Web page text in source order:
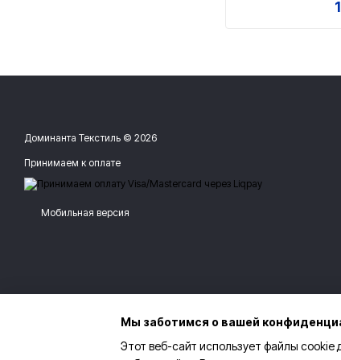
Доминанта Текстиль © 2026
Принимаем к оплате
Мобильная версия
Мы заботимся о вашей
Этот веб-сайт использует файлы cookie